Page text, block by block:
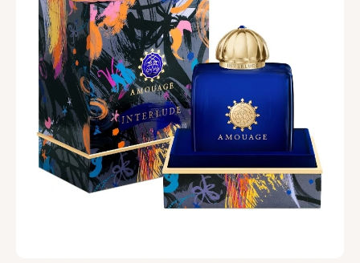
Versace
Vertus
Victoria's
Secret
VIKTOR
& ROLF
VILHELM